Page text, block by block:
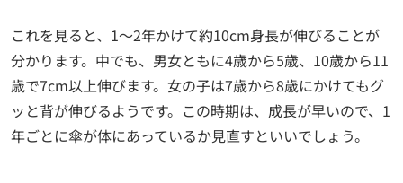
これを見ると、1～2年かけて約10cm身長が伸びることが
分かります。中でも、男女ともに4歳から5歳、10歳から11
歳で7cm以上伸びます。女の子は7歳から8歳にかけてもグ
ッと背が伸びるようです。この時期は、成長が早いので、1
年ごとに傘が体にあっているか見直すといいでしょう。